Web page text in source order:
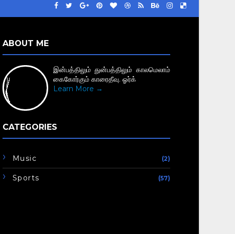
ABOUT ME
இன்பத்திலும் துன்பத்திலும் காலமெலாம்
கைகோர்கும் காரைதீவு. ஓர்க்
Learn More →
CATEGORIES
Music (2)
Sports (57)